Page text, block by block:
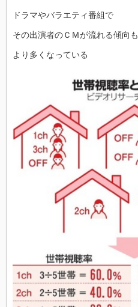
ドラマやバラエティ番組で
その出演者のＣＭが流れる傾向も
より多くなっている